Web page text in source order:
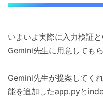
いよいよ実際に入力検証
Gemini先生に用意してもら
Gemini先生が提案してく
能を追加したapp.pyと